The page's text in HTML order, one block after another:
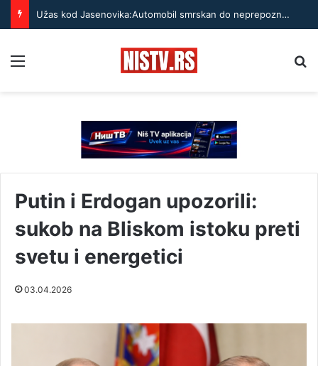
Užas kod Jasenovika:Automobil smrskan do neprepoznatljivosti, točak odleteo – strahuje se da ima teško povređenih
Putin i Erdogan upozorili:
sukob na Bliskom istoku preti
svetu i energetici
03.04.2026